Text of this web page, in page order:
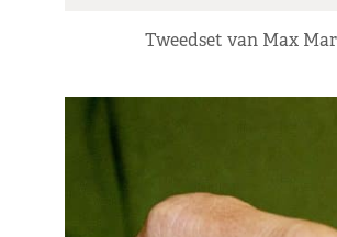
Tweedset van Max